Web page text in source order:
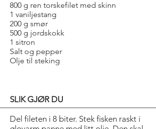
800 g ren torskefilet med skinn
1 vaniljestang
200 g smør
500 g jordskokk
1 sitron
Salt og pepper
Olje til steking
SLIK GJØR DU
Del fileten i 8 biter. Stek fisken raskt i